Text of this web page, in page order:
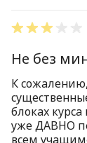
Не без
К
блоках
уже ДАВНО
всем